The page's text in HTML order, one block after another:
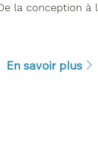
la conception à
En savoir plus